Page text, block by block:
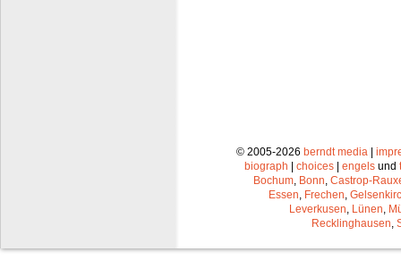
© 2005-2026 berndt media |
biograph | choices | engels und
Bochum Bonn Castrop-
Essen Frechen
Leverkusen Lünen
Recklinghausen